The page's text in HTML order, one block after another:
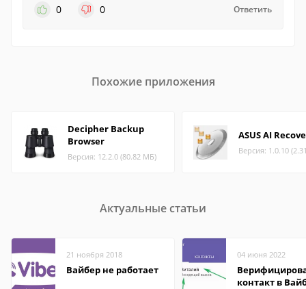
0
0 Ответить
Похожие приложения
Decipher Backup
Browser
Версия: 12.2.0 (80.82 МБ)
ASUS AI
Версия: 1.0.10
Актуальные статьи
21 ноября 2018
Вайбер не работает
04 июня 2022
контакт в